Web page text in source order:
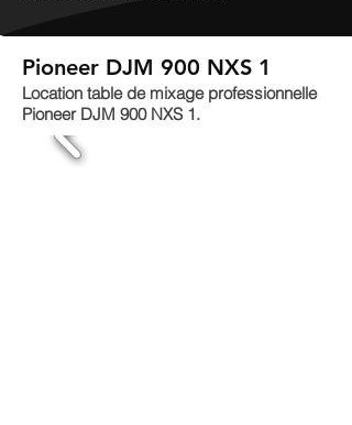
Pioneer DJM 900 NXS 1
Location table de mixage professionnelle
Pioneer DJM 900 NXS 1.